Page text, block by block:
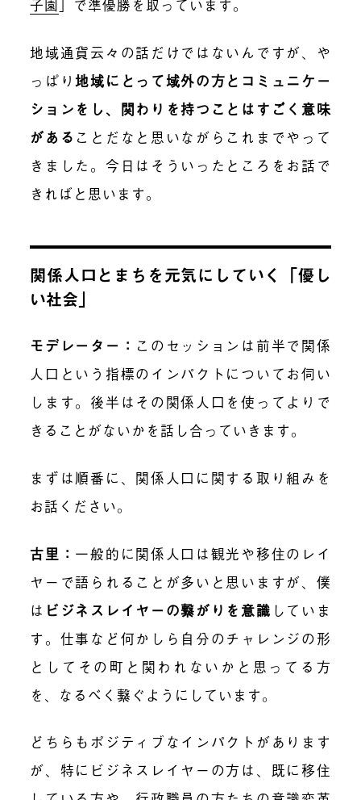
子園 」で準優勝を取っています。
地域通貨云々の話だけではないんですが、や
っぱり地域にとって域外の方とコミュニケー
ションをし、関わりを持つことはすごく意味
がある ことだなと思いながらこれまでやって
きました。今日はそういったところをお話で
きればと思います。
関係人口とまちを元気にしていく「優し
い社会」
モデレーター： このセッションは前半で関係
人口という指標のインパクトについてお伺い
します。後半はその関係人口を使ってよりで
きることがないかを話し合っていきます。
まずは順番に、関係人口に関する取り組みを
お話ください。
古里： 一般的に関係人口は観光や移住のレイ
ヤーで語られることが多いと思いますが、僕
は ビジネスレイヤーの繋がりを意識 していま
す。仕事など何かしら自分のチャレンジの形
としてその町と関われないかと思ってる方
を、なるべく繋ぐようにしています。
どちらもポジティブなインパクトがあります
が、特にビジネスレイヤーの方は、既に移住